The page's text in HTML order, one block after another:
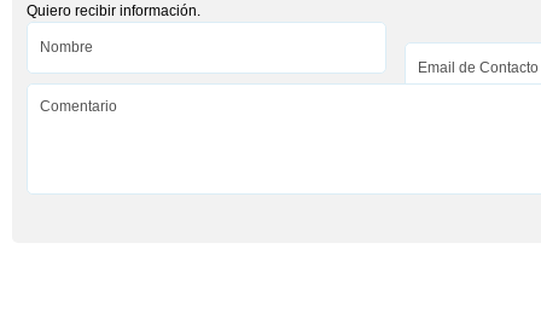
Quiero recibir información.